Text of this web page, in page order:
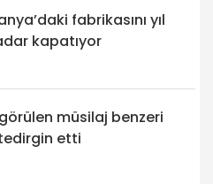
fabrikasını yıl
kapatıyor
müsilaj benzeri
etti